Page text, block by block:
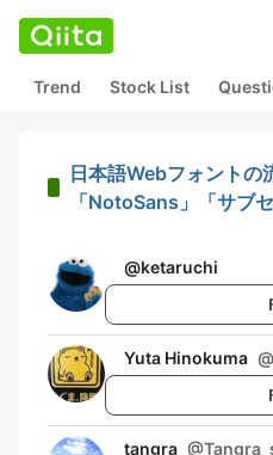
Trend Stock List
日本語Webフォントの
「NotoSans」「サブ
@ketaruchi
Yuta Hinokuma @
tangra @